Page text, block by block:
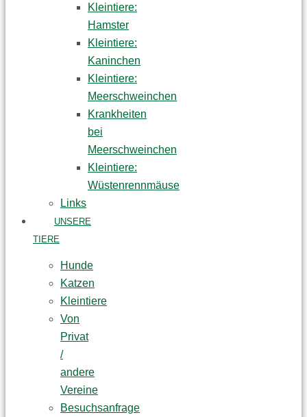
Kleintiere:
Hamster
Kleintiere:
Kaninchen
Kleintiere:
Meerschweinchen
Krankheiten
bei
Meerschweinchen
Kleintiere:
Wüstenrennmäuse
Links
UNSERE
TIERE
Hunde
Katzen
Kleintiere
Von
Privat
/
andere
Vereine
Besuchsanfrage